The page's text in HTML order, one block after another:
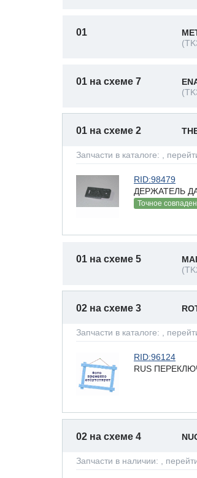
01
01 на схеме 7
01 на схеме 2
Запчасти в каталоге: ,
RID:98479
ДЕРЖАТЕЛЬ
Точное
01 на схеме 5
02 на схеме 3
Запчасти в каталоге: ,
RID:96124
RUS
02 на схеме 4
Запчасти в наличии: ,